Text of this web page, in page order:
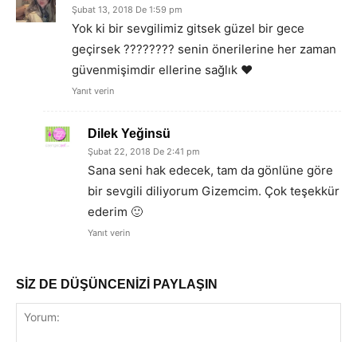
Şubat 13, 2018 De 1:59 pm
Yok ki bir sevgilimiz gitsek güzel bir gece
geçirsek ???????? senin önerilerine her zaman
güvenmişimdir ellerine sağlık ❤
Yanıt verin
Dilek Yeğinsü
Şubat 22, 2018 De 2:41 pm
Sana seni hak edecek, tam da gönlüne göre
bir sevgili diliyorum Gizemcim. Çok teşekkür
ederim 🙂
Yanıt verin
SİZ DE DÜŞÜNCENİZİ PAYLAŞIN